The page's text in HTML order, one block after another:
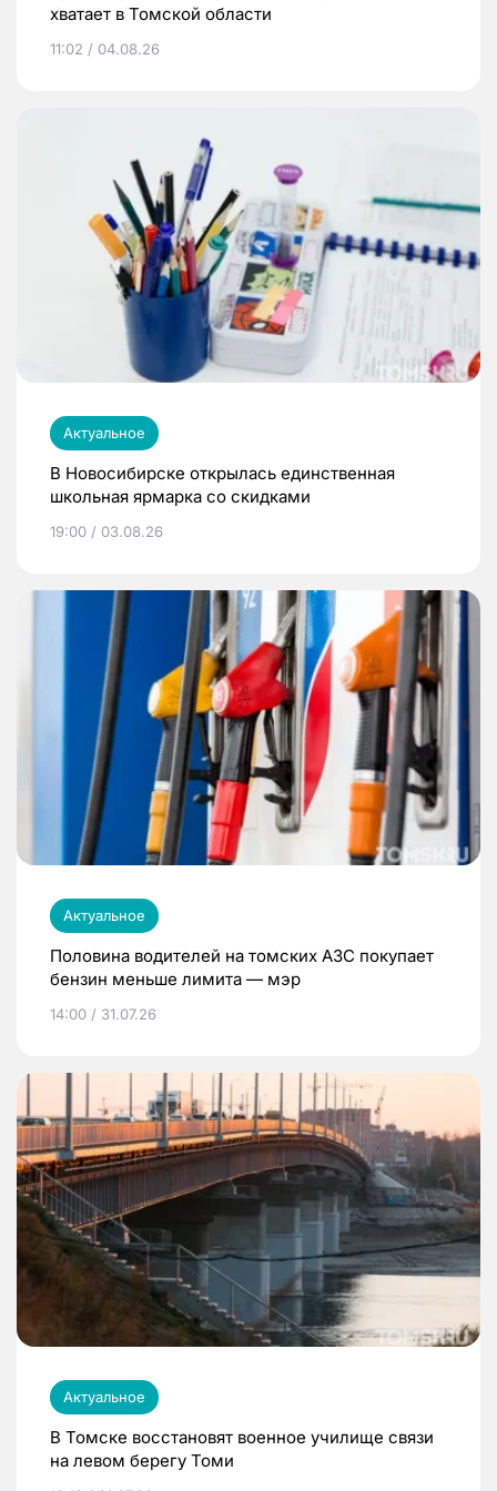
хватает в Томской области
11:02 / 04.08.26
Актуальное
В Новосибирске открылась единственная
школьная ярмарка со скидками
19:00 / 03.08.26
Актуальное
Половина водителей на томских АЗС покупает
бензин меньше лимита — мэр
14:00 / 31.07.26
Актуальное
В Томске восстановят военное училище связи
на левом берегу Томи